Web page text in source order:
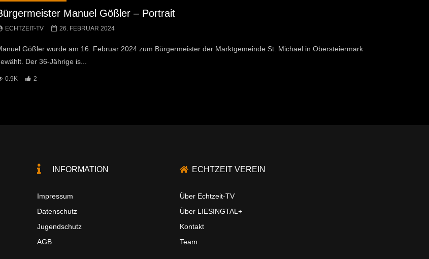
Manuel Gößler – Portrait
ECHTZEIT-TV 26. FEBRUAR 2024
Gößler wurde am 16. Februar 2024 zum Bürgermeister der Marktgemeinde St. Michael in Obersteiermark
Der 36-Jährige is...
0.9K 2
INFORMATION
Impressum
Datenschutz
Jugendschutz
AGB
ECHTZEIT VEREIN
Über Echtzeit-TV
Über LIESINGTAL+
Kontakt
Team